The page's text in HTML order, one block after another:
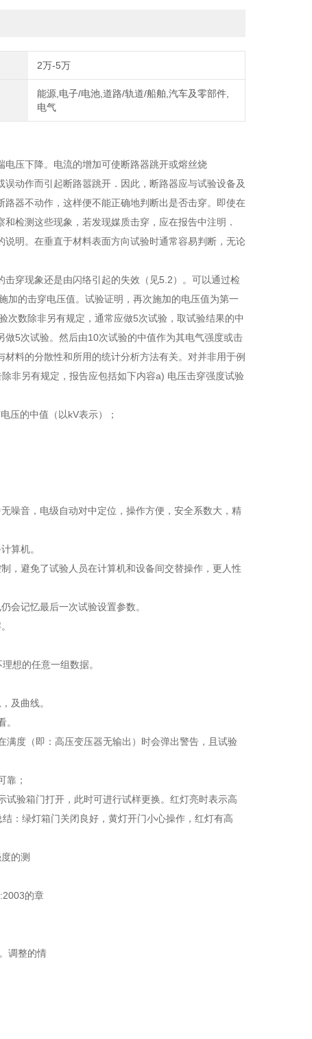
2万-5万
能源,电子/电池,道路/轨道/船舶,汽车及零部件,
电气
压下降。电流的增加可使断路器跳开或熔丝烧
动作而引起断路嚣跳开．因此，断路器应与试验设备及
器不动作，这样便不能正确地判断出是否击穿。即使在
检测这些现象，若发现媒质击穿，应在报告中注明．
明。在垂直于材料表面方向试验时通常容易判断，无论
穿现象还是由闪络引起的失效（见5.2）。可以通过检
加的击穿电压值。试验证明，再次施加的电压值为第一
次数除非另有规定，通常应做5次试验，取试验结果的中
5次试验。然后由10次试验的中值作为其电气强度或击
料的分散性和所用的统计分析方法有关。对并非用于例
非另有规定，报告应包括如下内容a) 电压击穿强度试验
压的中值（以kV表示）；
噪音，电级自动对中定位，操作方便，安全系数大，精
算机。
，避免了试验人员在计算机和设备间交替操作，更人性
会记忆最后一次试验设置参数。
想的任意一组数据。
及曲线。
度（即：高压变压器无输出）时会弹出警告，且试验
靠；
验箱门打开，此时可进行试样更换。红灯亮时表示高
：绿灯箱门关闭良好，黄灯开门小心操作，红灯有高
的测
的章
调整的情